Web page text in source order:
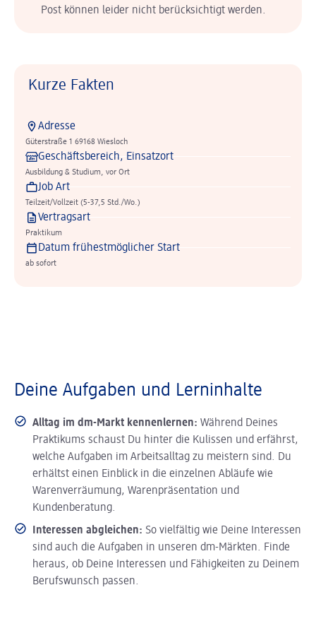
Post können leider nicht berücksichtigt werden.
Kurze Fakten
Adresse
Güterstraße 1 69168 Wiesloch
Geschäftsbereich, Einsatzort
Ausbildung & Studium, vor Ort
Job Art
Teilzeit/Vollzeit (5-37,5 Std./Wo.)
Vertragsart
Praktikum
Datum frühestmöglicher Start
ab sofort
Deine Aufgaben und Lerninhalte
Alltag im dm-Markt kennenlernen: Während Deines
Praktikums schaust Du hinter die Kulissen und erfährst,
welche Aufgaben im Arbeitsalltag zu meistern sind. Du
erhältst einen Einblick in die einzelnen Abläufe wie
Warenverräumung, Warenpräsentation und
Kundenberatung.
Interessen abgleichen: So vielfältig wie Deine Interessen
sind auch die Aufgaben in unseren dm-Märkten. Finde
heraus, ob Deine Interessen und Fähigkeiten zu Deinem
Berufswunsch passen.